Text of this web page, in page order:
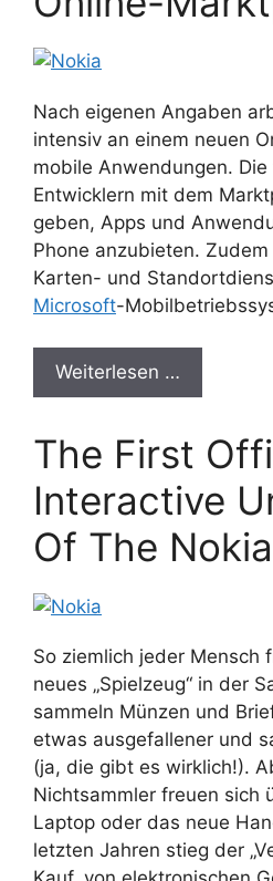
Nach eigenen Angaben
intensiv an einem neuen
mobile Anwendungen.
Entwicklern mit dem
geben, Apps und
Phone anzubieten.
Karten- und
Microsoft-
Weiterlesen …
The First
Interactive
Of The
So ziemlich jeder Mensch
neues „Spielzeug“ in der
sammeln Münzen und
etwas ausgefallener und
(ja, die gibt es wirklich!).
Nichtsammler freuen sich
Laptop oder das neue
letzten Jahren stieg der